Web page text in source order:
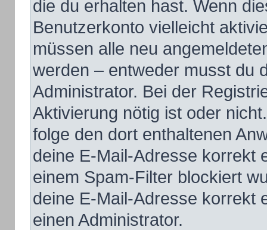
die du erhalten hast. Wenn
Benutzerkonto vielleicht
müssen alle neu
werden – entweder musst du
Administrator. Bei der
Aktivierung nötig ist oder
folge den dort enthaltenen
deine E-Mail-Adresse korrekt
einem Spam-Filter blockiert
deine E-Mail-Adresse korrekt
einen Administrator.